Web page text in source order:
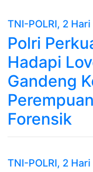
TNI-POLRI, 2 Hari
Polri
Hadapi
Gandeng
Forensik
TNI-POLRI, 2 Hari